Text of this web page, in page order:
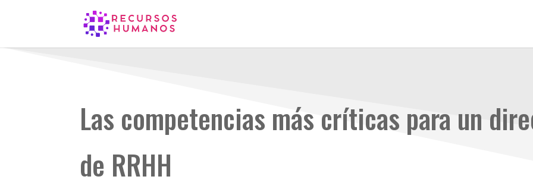
Las competencias más críticas para un
de RRHH